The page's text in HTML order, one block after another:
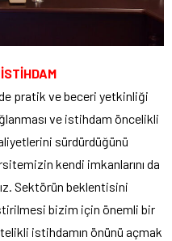
pratik ve beceri yetkinliği
ve istihdam öncelikli
sürdürdüğünü
kendi imkanlarını da
Sektörün beklentisini
bizim için önemli bir
istihdamın önünü açmak